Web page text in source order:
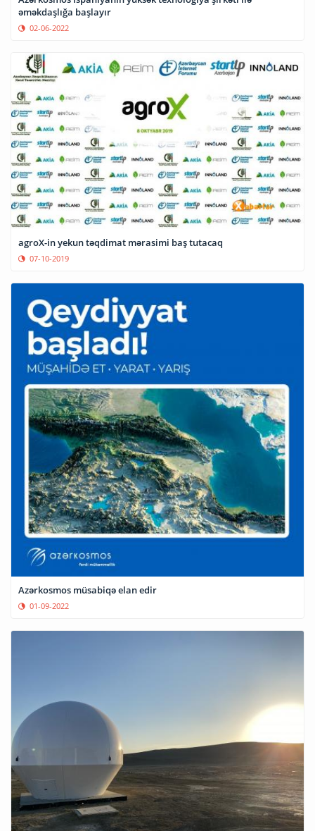
əməkdaşlığa başlayır
02-06-2022
agroX-in yekun təqdimat mərasimi baş tutacaq
07-10-2019
Azərkosmos müsabiqə elan edir
01-09-2022